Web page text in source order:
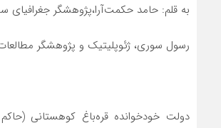
به قلم: حامد حکمت‌آرا،پژوهشگر جغرافیای
رسول سوری، ژئوپلیتیک و پژوهشگر
دولت خودخوانده قره‌باغ کوهستانی